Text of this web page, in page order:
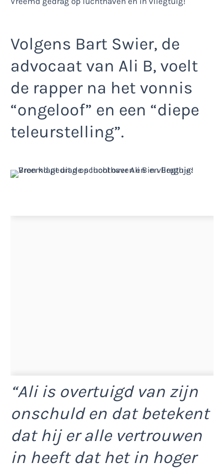
Volgens Bart Swier, de
advocaat van Ali B, voelt
de rapper na het vonnis
“ongeloof” en een “diepe
teleurstelling”.
“Ali is overtuigd van zijn
onschuld en dat betekent
dat hij er alle vertrouwen
in heeft dat het in hoger